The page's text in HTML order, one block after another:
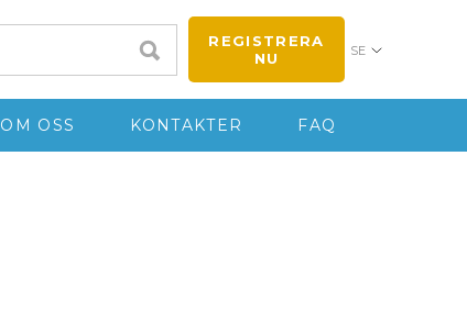
REGISTRERA
NU
SE
OM OSS KONTAKTER FAQ